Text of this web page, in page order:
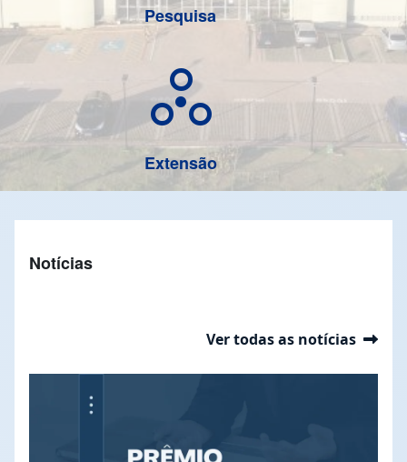
Pesquisa
circles_ext
Extensão
Notícias
Ver todas as notícias